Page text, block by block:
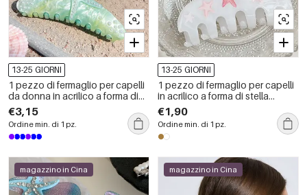
13-25 GIORNI
1 pezzo di fermaglio per capelli
da donna in acrilico a forma di
stella marina da spiaggia
€3,15
Ordine min. di 1 pz.
13-25 GIORNI
1 pezzo di fermaglio per capelli
in acrilico a forma di stella
marina da vacanza per donna
€1,90
Ordine min. di 1 pz.
magazzino in Cina magazzino in Cina